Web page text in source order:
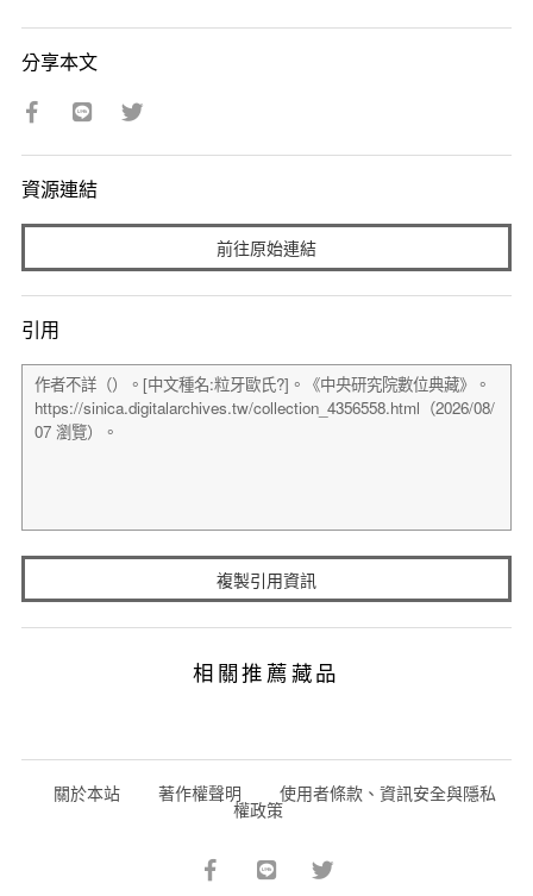
分享本文
資源連結
前往原始連結
引用
複製引用資訊
相關推薦藏品
關於本站 著作權聲明 使用者條款、資訊安全與隱私
權政策